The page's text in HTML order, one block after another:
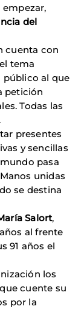
del
cuenta con
tema
público al que
petición
Todas las
presentes
y sencillas
pasa
unidas
se destina
Salort,
al frente
91 años el
los
cuente su
por la